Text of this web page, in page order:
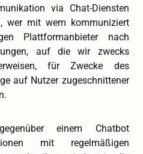
via Chat-Diensten
wer mit wem kommuniziert
Plattformanbieter nach
auf die wir zwecks
für Zwecke des
auf Nutzer zugeschnittener
einem Chatbot
mit regelmäßigen